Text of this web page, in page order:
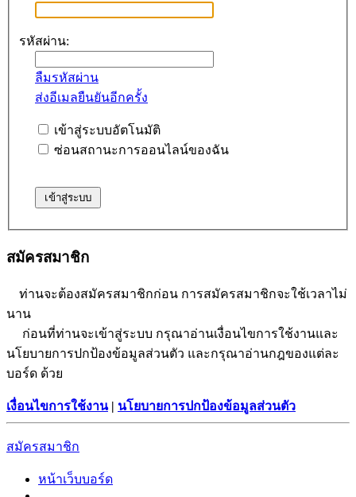
รหัสผ่าน:
ลืมรหัสผ่าน
ส่งอีเมลยืนยันอีกครั้ง
เข้าสู่ระบบอัตโนมัติ
ซ่อนสถานะการออนไลน์ของฉัน
สมัครสมาชิก
ท่านจะต้องสมัครสมาชิกก่อน การสมัครสมาชิกจะใช้เวลาไม่
นาน
ก่อนที่ท่านจะเข้าสู่ระบบ กรุณาอ่านเงื่อนไขการใช้งานและ
นโยบายการปกป้องข้อมูลส่วนตัว และกรุณาอ่านกฎของแต่ละ
บอร์ด ด้วย
เงื่อนไขการใช้งาน| นโยบายการปกป้องข้อมูลส่วนตัว
สมัครสมาชิก
หน้าเว็บบอร์ด